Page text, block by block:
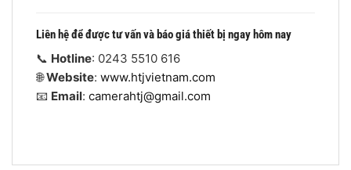
Liên hệ để được tư vấn và báo giá thiết bị ngay hôm nay
📞 Hotline: 0243 5510 616
🌐Website: www.htjvietnam.com
📧 Email: camerahtj@gmail.com